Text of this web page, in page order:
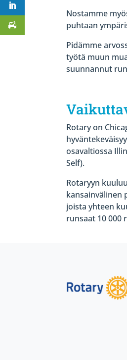
Nostamme
puhtaan
Pidämme
työtä muun
suunnannut
Rotary on
osavaltiossa
Self).
Rotaryyn
kansainvälinen
joista yhteen
runsaat 10 000